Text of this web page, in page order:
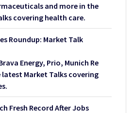
and more in the
covering health care.
Roundup: Market Talk
Energy, Prio, Munich Re
Market Talks covering
Fresh Record After Jobs